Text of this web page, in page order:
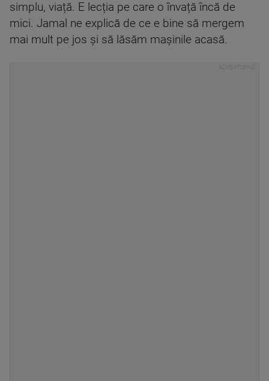
simplu, viață. E lecția pe care o învață încă de
mici. Jamal ne explică de ce e bine să mergem
mai mult pe jos și să lăsăm mașinile acasă.